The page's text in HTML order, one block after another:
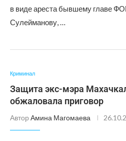
в виде ареста бывшему главе
Сулейманову, …
Криминал
Защита экс-мэра
обжаловала приговор
Автор Амина Магомаева